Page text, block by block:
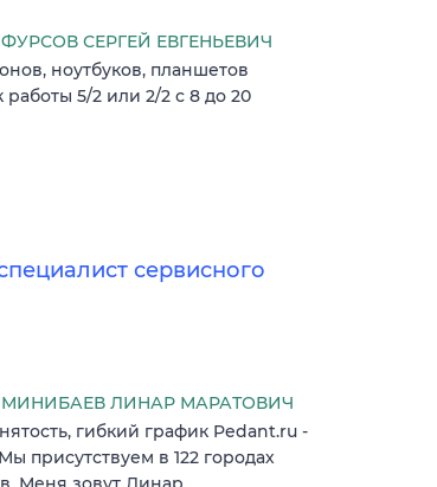
СЕРГЕЙ ЕВГЕНЬЕВИЧ
ноутбуков, планшетов
работы 5/2 или 2/2 с 8 до 20
сервисного
ЛИНАР МАРАТОВИЧ
гибкий график Pedant.ru -
присутствуем в 122 городах